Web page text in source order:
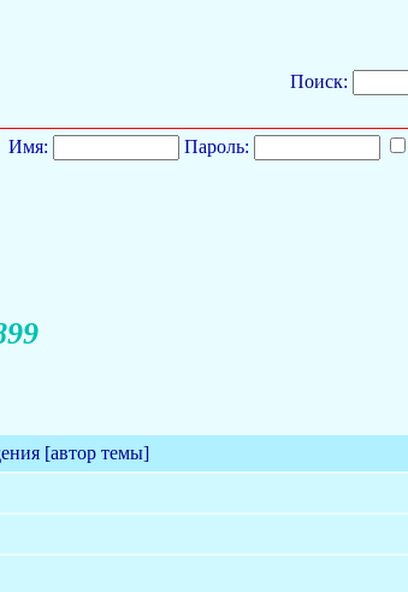
Поиск:
Имя: Пароль:
[автор темы]